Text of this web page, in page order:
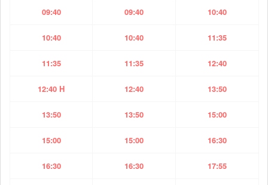
09:40 09:40 10:40
10:40 10:40 11:35
11:35 11:35 12:40
12:40 H 12:40 13:50
13:50 13:50 15:00
15:00 15:00 16:30
16:30 16:30 17:55